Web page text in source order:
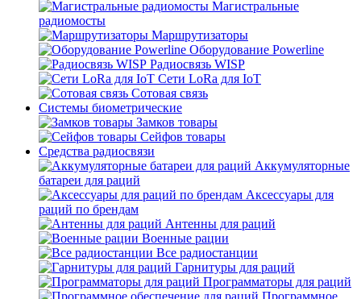
Магистральные
радиомосты
Маршрутизаторы
Оборудование Powerline
Радиосвязь WISP
Сети LoRa для IoT
Сотовая связь
Системы биометрические
Замков товары
Сейфов товары
Средства радиосвязи
Аккумуляторные
батареи для раций
Аксессуары для
раций по брендам
Антенны для раций
Военные рации
Все радиостанции
Гарнитуры для раций
Программаторы для раций
Программное